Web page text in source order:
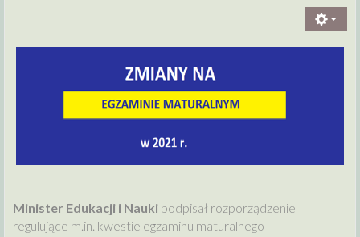
Minister Edukacji i Nauki podpisał rozporządzenie
regulujące m.in. kwestie egzaminu maturalnego